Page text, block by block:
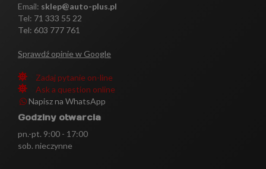
Email: sklep@auto-plus.pl
Tel: 71 333 55 22
Tel: 603 777 761
Sprawdź opinie w Google
Zadaj pytanie on-line
Ask a question online
Napisz na WhatsApp
Godziny otwarcia
pn.-pt. 9:00 - 17:00
sob. nieczynne